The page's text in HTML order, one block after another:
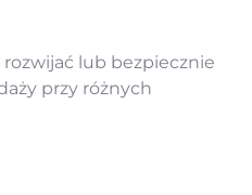
lub bezpiecznie
przy różnych